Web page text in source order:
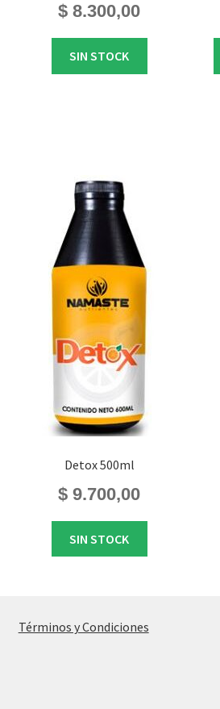
$ 8.300,00
SIN STOCK
Detox 500ml
$ 9.700,00
SIN STOCK
Términos y Condiciones